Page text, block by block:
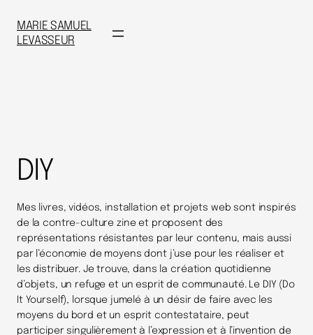
MARIE SAMUEL
LEVASSEUR
DIY
Mes livres, vidéos, installation et projets web sont inspirés
de la contre-culture zine et proposent des
représentations résistantes par leur contenu, mais aussi
par l’économie de moyens dont j’use pour les réaliser et
les distribuer. Je trouve, dans la création quotidienne
d’objets, un refuge et un esprit de communauté. Le DIY (Do
It Yourself), lorsque jumelé à un désir de faire avec les
moyens du bord et un esprit contestataire, peut
participer singulièrement à l’expression et à l’invention de